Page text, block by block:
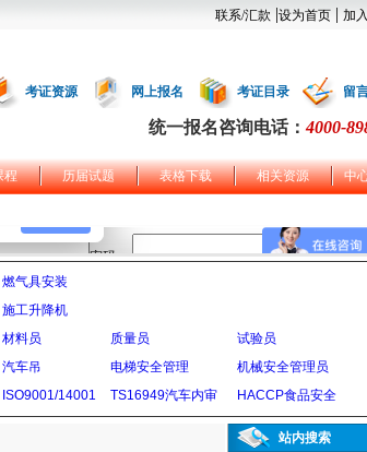
联系/汇款 |设为首页 | 加
考证资源 网上报名 考证目录 留
统一报名咨询电话：4000-
程 历届试题 表格下载 相关资源 中
燃气具安装
施工升降机
材料员 质量员 试验员
汽车吊 电梯安全管理
机械安全管理员
ISO9001/14001 TS16949汽车内审 HACCP食品安全
站内搜索